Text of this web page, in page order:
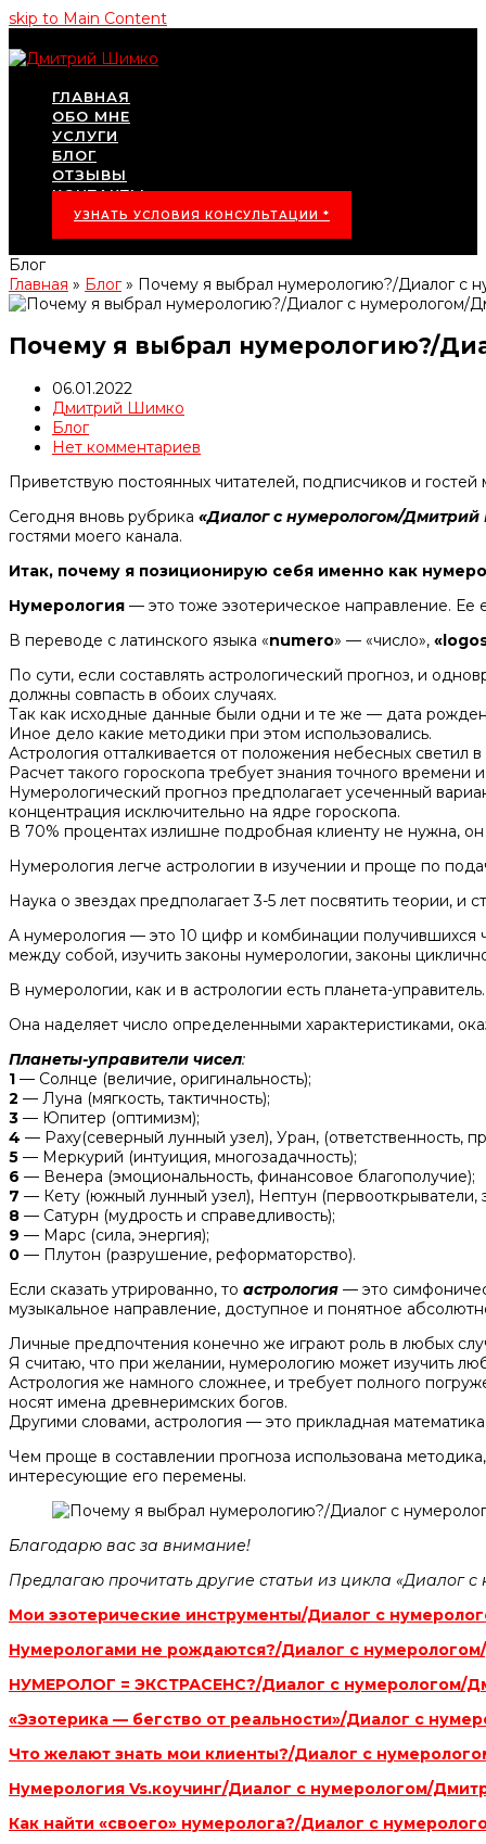
skip to Main Content
ГЛАВНАЯ
ОБО МНЕ
УСЛУГИ
БЛОГ
ОТЗЫВЫ
КОНТАКТЫ
УЗНАТЬ УСЛОВИЯ КОНСУЛЬТАЦИИ *
Блог
Главная » Блог» Почему я выбрал нумерологию?/Диалог с
Почему я выбрал нумерологию?/
06.01.2022
Дмитрий Шимко
Блог
Нет комментариев
Приветствую постоянных читателей, подписчиков и
Сегодня вновь рубрика «Диалог с нумерологом/
гостями моего канала.
Итак, почему я позиционирую себя именно как
Нумерология — это тоже эзотерическое направление.
В переводе с латинского языка «numero» — «число»,
По сути, если составлять астрологический прогноз, и
должны совпасть в обоих случаях.
Так как исходные данные были одни и те же — дата
Иное дело какие методики при этом использовались.
Астрология отталкивается от положения небесных светил в
Расчет такого гороскопа требует знания точного
Нумерологический прогноз предполагает усеченный
концентрация исключительно на ядре гороскопа.
В 70% процентах излишне подробная клиенту не нужна, он
Нумерология легче астрологии в изучении и проще по
Наука о звездах предполагает 3-5 лет посвятить теории, и
А нумерология — это 10 цифр и комбинации получившихся
между собой, изучить законы нумерологии, законы
В нумерологии, как и в астрологии есть планета-
Она наделяет число определенными характеристиками,
Планеты-управители чисел:
1 — Солнце (величие, оригинальность);
2 — Луна (мягкость, тактичность);
3 — Юпитер (оптимизм);
4 — Раху(северный лунный узел), Уран, (ответственность,
5 — Меркурий (интуиция, многозадачность);
6 — Венера (эмоциональность, финансовое благополучие);
7 — Кету (южный лунный узел), Нептун (первооткрыватели,
8 — Сатурн (мудрость и справедливость);
9 — Марс (сила, энергия);
0 — Плутон (разрушение, реформаторство).
Если сказать утрированно, то астрология — это
музыкальное направление, доступное и понятное
Личные предпочтения конечно же играют роль в любых
Я считаю, что при желании, нумерологию может изучить
Астрология же намного сложнее, и требует полного
носят имена древнеримских богов.
Другими словами, астрология — это прикладная
Чем проще в составлении прогноза использована
интересующие его перемены.
Благодарю вас за внимание!
Предлагаю прочитать другие статьи из цикла «Диалог с
Мои эзотерические инструменты/Диалог с
Нумерологами не рождаются?/Диалог с
НУМЕРОЛОГ = ЭКСТРАСЕНС?/Диалог с нумерологом/
«Эзотерика — бегство от реальности»/Диалог с
Что желают знать мои клиенты?/Диалог с
Нумерология Vs.коучинг/Диалог с нумерологом/
Как найти «своего» нумеролога?/Диалог с